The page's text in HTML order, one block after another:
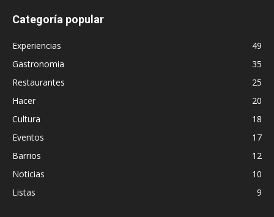
Categoría popular
Experiencias
49
Gastronomia
35
Restaurantes
25
Hacer
20
Cultura
18
Eventos
17
Barrios
12
Noticias
10
Listas
9